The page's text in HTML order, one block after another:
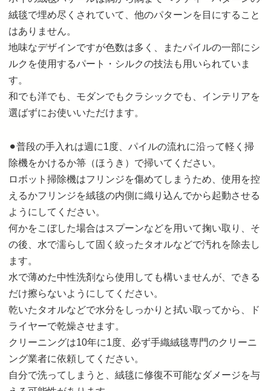
絨毯で埋め尽くされていて、他のパターンを目にすること
はありません。
地味なデザインですが色数は多く、またパイルの一部にシ
ルクを使用するパート・シルクの技法も用いられていま
す。
和でも洋でも、モダンでもクラシックでも、インテリアを
選ばずにお使いいただけます。
⚫︎普段の手入れは週に1度、パイルの流れに沿って軽く掃
除機をかけるか箒（ほうき）で掃いてください。
ロボット掃除機はフリンジを傷めてしまうため、使用を控
えるかフリンジを絨毯の内側に織り込んでから起動させる
ようにしてください。
何かをこぼした場合はスプーンなどを用いて掬い取り、そ
の後、水で濡らして固く絞ったタオルなどで汚れを除去し
ます。
水で薄めた中性洗剤なら使用しても構いませんが、できる
だけ擦らないようにしてください。
乾いたタオルなどで水分をしっかりと拭い取ってから、ド
ライヤーで乾燥させます。
クリーニングは10年に1度、必ず手織絨毯専門のクリーニ
ング業者に依頼してください。
自分で洗ってしまうと、絨毯に修復不可能なダメージを与